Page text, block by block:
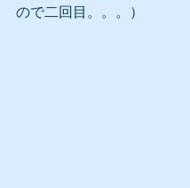
ので二回目。。。）